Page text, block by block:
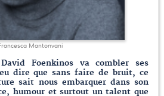
Mantonvani
Foenkinos va combler ses
dire que sans faire de bruit, ce
sait nous embarquer dans son
humour et surtout un talent que